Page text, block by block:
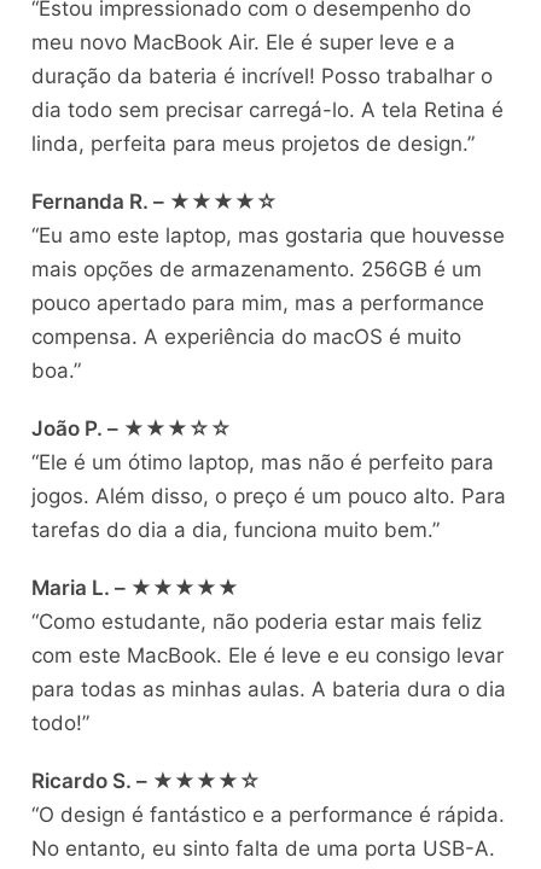
“Estou impressionado com o desempenho do
meu novo MacBook Air. Ele é super leve e a
duração da bateria é incrível! Posso trabalhar o
dia todo sem precisar carregá-lo. A tela Retina é
linda, perfeita para meus projetos de design.”
Fernanda R. – ★★★★☆
“Eu amo este laptop, mas gostaria que houvesse
mais opções de armazenamento. 256GB é um
pouco apertado para mim, mas a performance
compensa. A experiência do macOS é muito
boa.”
João P. – ★★★☆☆
“Ele é um ótimo laptop, mas não é perfeito para
jogos. Além disso, o preço é um pouco alto. Para
tarefas do dia a dia, funciona muito bem.”
Maria L. – ★★★★★
“Como estudante, não poderia estar mais feliz
com este MacBook. Ele é leve e eu consigo levar
para todas as minhas aulas. A bateria dura o dia
todo!”
Ricardo S. – ★★★★☆
“O design é fantástico e a performance é rápida.
No entanto, eu sinto falta de uma porta USB-A.